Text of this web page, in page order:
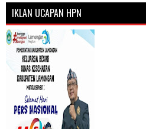
IKLAN UCAPAN HPN